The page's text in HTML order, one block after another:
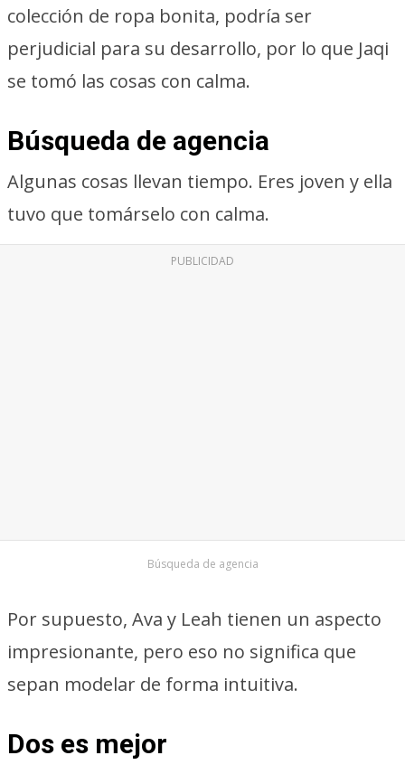
colección de ropa bonita, podría ser
perjudicial para su desarrollo, por lo que Jaqi
se tomó las cosas con calma.
Búsqueda de agencia
Algunas cosas llevan tiempo. Eres joven y ella
tuvo que tomárselo con calma.
PUBLICIDAD
Búsqueda de agencia
Por supuesto, Ava y Leah tienen un aspecto
impresionante, pero eso no significa que
sepan modelar de forma intuitiva.
Dos es mejor